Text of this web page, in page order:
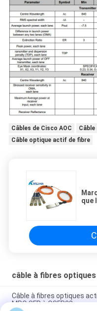
Câbles de Cisco AOC
Câble optique actif de fibre
que
câble à fibres
Câble à fibres optiques
MPO SFP à QSFP28